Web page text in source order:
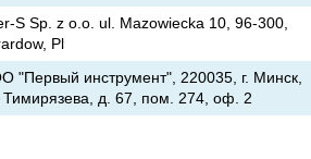
S Sp. z o.o. ul. Mazowiecka 10, 96-300,
Pl
"Первый инструмент", 220035, г. Минск,
Тимирязева, д. 67, пом. 274, оф. 2